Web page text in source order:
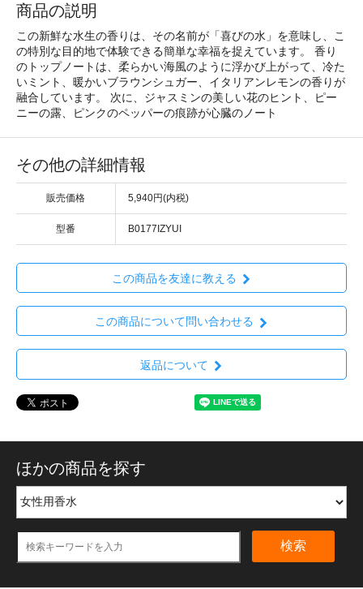
商品の説明
この新鮮な水生の香りは、その名前が「喜びの水」を意味し、こ
の特別な目的地で体験できる簡単な幸福を捉えています。 香り
のトップノートは、柔らかい海風のように浮かび上がって、冷た
いミント、暖かいブラウンシュガー、イタリアンレモンの香りが
融合しています。 次に、ジャスミンの美しい花のヒント、ピー
ニーの露、ピンクのペッパーの痕跡が心臓のノート
その他の詳細情報
販売価格 5,940円(内税)
型番 B0177IZYUI
この商品を友達に教える
この商品について問い合わせる
返品について
ほかの商品を探す
検索